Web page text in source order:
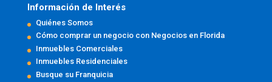
Información de Interés
Quiénes Somos
Cómo comprar un negocio con Negocios en Florida
Inmuebles Comerciales
Inmuebles Residenciales
Busque su Franquicia